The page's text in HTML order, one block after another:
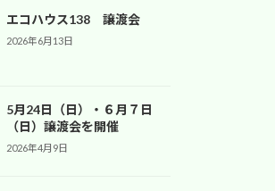
エコハウス138 譲渡会
2026年6月13日
5月24日（日）・６月７日
（日）譲渡会を開催
2026年4月9日